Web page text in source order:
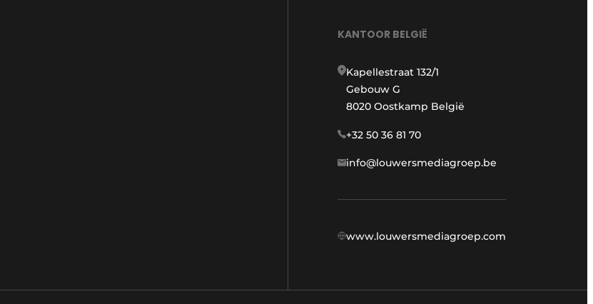
KANTOOR BELGIË
Kapellestraat 132/1
Gebouw G
8020 Oostkamp België
+32 50 36 81 70
info@louwersmediagroep.be
www.louwersmediagroep.com